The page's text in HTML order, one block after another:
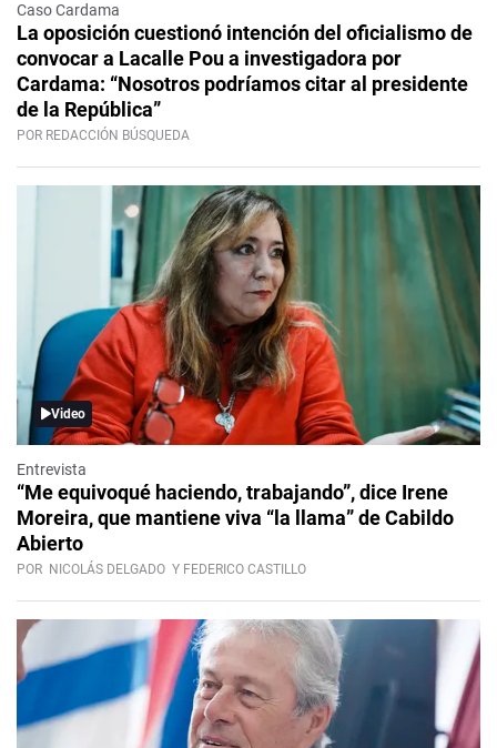
Caso Cardama
La oposición cuestionó intención del oficialismo de
convocar a Lacalle Pou a investigadora por
Cardama: “Nosotros podríamos citar al presidente
de la República”
POR REDACCIÓN BÚSQUEDA
Video
Entrevista
“Me equivoqué haciendo, trabajando”, dice Irene
Moreira, que mantiene viva “la llama” de Cabildo
Abierto
POR NICOLÁS DELGADO Y FEDERICO CASTILLO